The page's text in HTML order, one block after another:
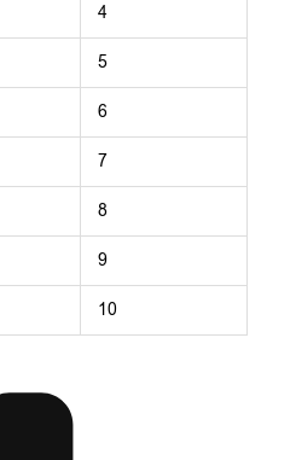
4
5
6
7
8
9
10